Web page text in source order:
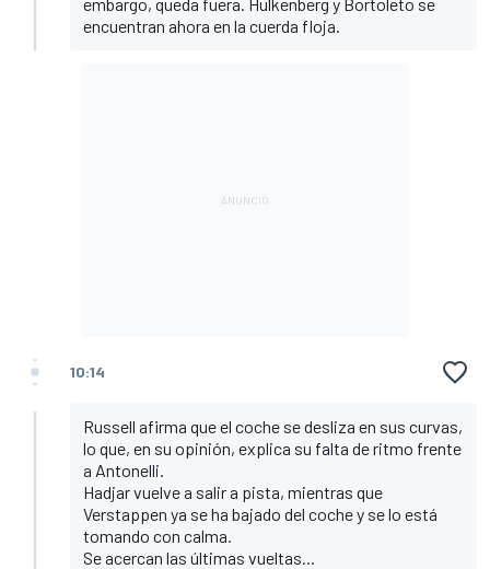
encuentran ahora en la cuerda floja.
10:14
Russell afirma que el coche se desliza en sus curvas,
lo que, en su opinión, explica su falta de ritmo frente
a Antonelli.
Hadjar vuelve a salir a pista, mientras que
Verstappen ya se ha bajado del coche y se lo está
tomando con calma.
Se acercan las últimas vueltas...